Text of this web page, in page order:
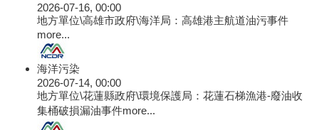
2026-07-16, 00:00
地方單位\高雄市政府\海洋局：高雄港主航道油污事件
more...
海洋污染
2026-07-14, 00:00
地方單位\花蓮縣政府\環境保護局：花蓮石梯漁港-廢油收
集桶破損漏油事件more...